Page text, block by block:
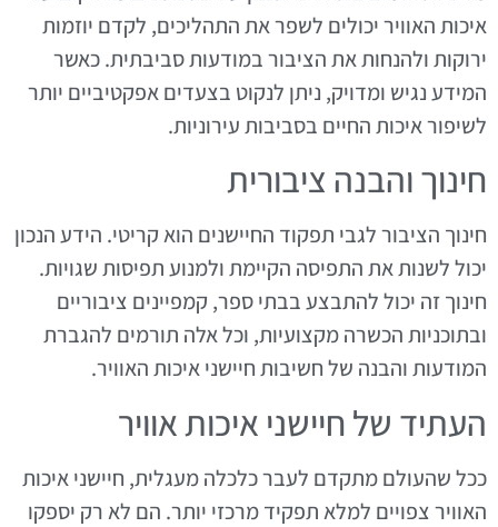
איכות האוויר יכולים לשפר את התהליכים, לקדם יוזמות
ירוקות ולהנחות את הציבור במודעות סביבתית. כאשר
המידע נגיש ומדויק, ניתן לנקוט בצעדים אפקטיביים יותר
לשיפור איכות החיים בסביבות עירוניות.
חינוך והבנה ציבורית
חינוך הציבור לגבי תפקוד החיישנים הוא קריטי. הידע הנכון
יכול לשנות את התפיסה הקיימת ולמנוע תפיסות שגויות.
חינוך זה יכול להתבצע בבתי ספר, קמפיינים ציבוריים
ובתוכניות הכשרה מקצועיות, וכל אלה תורמים להגברת
המודעות והבנה של חשיבות חיישני איכות האוויר.
העתיד של חיישני איכות אוויר
ככל שהעולם מתקדם לעבר כלכלה מעגלית, חיישני איכות
האוויר צפויים למלא תפקיד מרכזי יותר. הם לא רק יספקו